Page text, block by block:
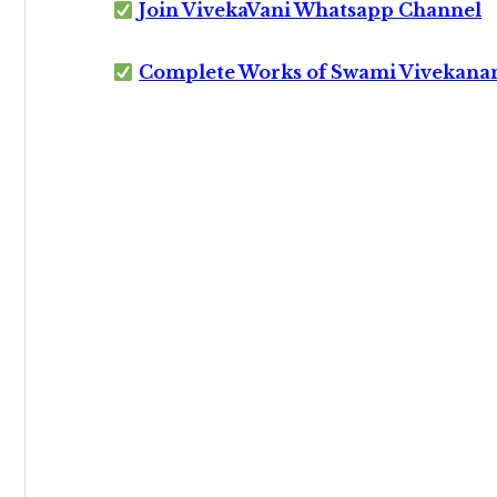
Join VivekaVani Whatsapp Channel
Complete Works of Swami